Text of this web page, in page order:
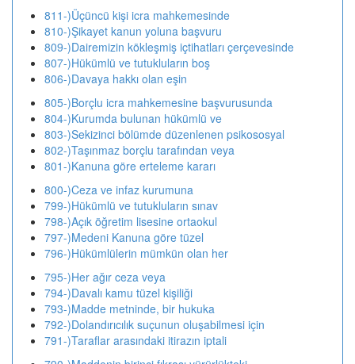
811-)Üçüncü kişi icra mahkemesinde
810-)Şikayet kanun yoluna başvuru
809-)Dairemizin kökleşmiş içtihatları çerçevesinde
807-)Hükümlü ve tutukluların boş
806-)Davaya hakkı olan eşin
805-)Borçlu icra mahkemesine başvurusunda
804-)Kurumda bulunan hükümlü ve
803-)Sekizinci bölümde düzenlenen psikososyal
802-)Taşınmaz borçlu tarafından veya
801-)Kanuna göre erteleme kararı
800-)Ceza ve infaz kurumuna
799-)Hükümlü ve tutukluların sınav
798-)Açık öğretim lisesine ortaokul
797-)Medeni Kanuna göre tüzel
796-)Hükümlülerin mümkün olan her
795-)Her ağır ceza veya
794-)Davalı kamu tüzel kişiliği
793-)Madde metninde, bir hukuka
792-)Dolandırıcılık suçunun oluşabilmesi için
791-)Taraflar arasındaki itirazın iptali